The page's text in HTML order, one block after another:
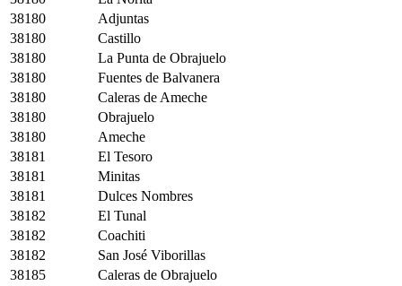
38180
Adjuntas
38180
Castillo
38180
La Punta de Obrajuelo
38180
Fuentes de Balvanera
38180
Caleras de Ameche
38180
Obrajuelo
38180
Ameche
38181
El Tesoro
38181
Minitas
38181
Dulces Nombres
38182
El Tunal
38182
Coachiti
38182
San José Viborillas
38185
Caleras de Obrajuelo